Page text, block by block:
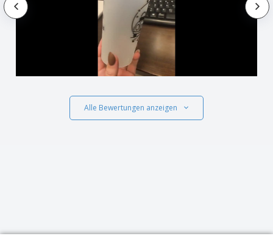
Alle Bewertungen anzeigen